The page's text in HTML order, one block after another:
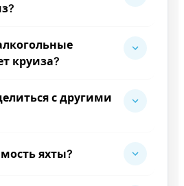
круиза?
с другими
яхты?